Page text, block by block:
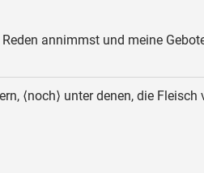
annimmst und meine
⟨noch⟩ unter denen, die Fleisch